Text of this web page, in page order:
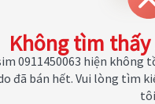
Không tìm
0911450063 hiện
đã bán hết. Vui lòng tìm